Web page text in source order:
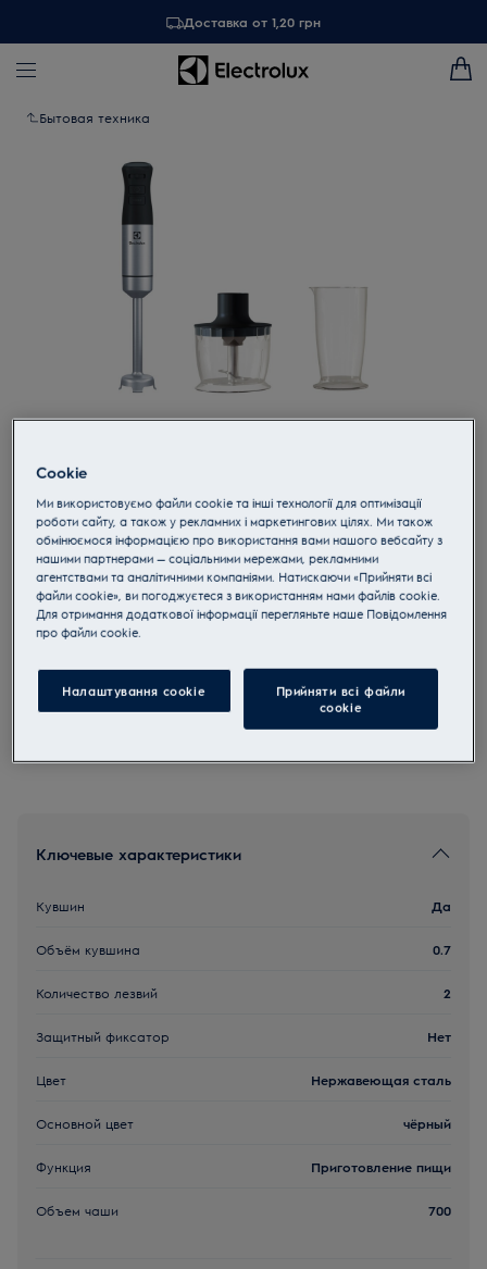
Доставка от 1,20 грн
Бытовая техника
Tap to zoom
E5HB1-6SS
Блендер Create 5
4.8 (84)
Инструкции по безопасности и предупреждение по
перечислены в руководстве пользователя. Для
безопасного использования продукта прочтите полное
Ключевые характеристики
Кувшин Да
Объём кувшина 0.7
Количество лезвий 2
Защитный фиксатор Нет
Цвет Нержавеющая сталь
Основной цвет чёрный
Функция Приготовление пищи
Объем чаши 700
Cookie
Ми використовуємо файли cookie та інші технології для оптимізації
роботи сайту, а також у рекламних і маркетингових цілях. Ми також
обмінюємося інформацією про використання вами нашого вебсайту з
нашими партнерами — соціальними мережами, рекламними
агентствами та аналітичними компаніями. Натискаючи «Прийняти всі
файли cookie», ви погоджуєтеся з використанням нами файлів cookie.
Для отримання додаткової інформації перегляньте наше Пoвідомлення
прo файли cookie.
Налаштування cookie
Прийняти всі файли
сookie